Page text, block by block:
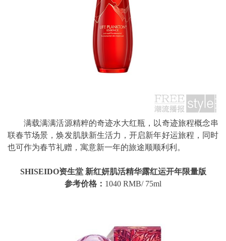
满载满满活源精粹的奇迹水大红瓶，以奇迹旅程概念串
联春节场景，焕发肌肤新生活力，开启新年好运旅程，同时
也可作为春节礼赠，寓意新一年的旅途顺顺利利。
SHISEIDO资生堂 新红妍肌活精华露红运开年限量版
参考价格： 1040 RMB/ 75ml